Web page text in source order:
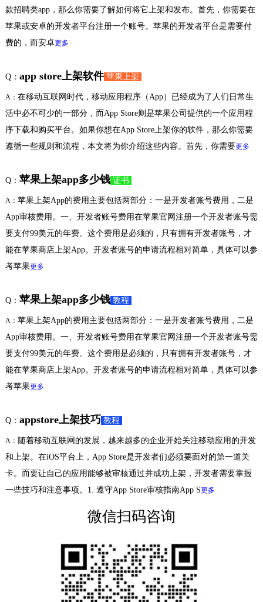
款招聘类app，那么你需要了解如何将它上架和发布。首先，你需要在
苹果或安卓的开发者平台注册一个账号。苹果的开发者平台是需要付
费的，而安卓更多
Q： app store上架软件 苹果上架
A： 在移动互联网时代，移动应用程序（App）已经成为了人们日常生
活中必不可少的一部分，而App Store则是苹果公司提供的一个应用程
序下载和购买平台。如果你想在App Store上架你的软件，那么你需要
遵循一些规则和流程，本文将为你介绍这些内容。首先，你需要更多
Q： 苹果上架app多少钱 证书
A： 苹果上架App的费用主要包括两部分：一是开发者账号费用，二是
App审核费用。一、开发者账号费用在苹果官网注册一个开发者账号需
要支付99美元的年费。这个费用是必须的，只有拥有开发者账号，才
能在苹果商店上架App。开发者账号的申请流程相对简单，具体可以参
考苹果更多
Q： 苹果上架app多少钱 教程
A： 苹果上架App的费用主要包括两部分：一是开发者账号费用，二是
App审核费用。一、开发者账号费用在苹果官网注册一个开发者账号需
要支付99美元的年费。这个费用是必须的，只有拥有开发者账号，才
能在苹果商店上架App。开发者账号的申请流程相对简单，具体可以参
考苹果更多
Q： appstore上架技巧 教程
A： 随着移动互联网的发展，越来越多的企业开始关注移动应用的开发
和上架。在iOS平台上，App Store是开发者们必须要面对的第一道关
卡。而要让自己的应用能够被审核通过并成功上架，开发者需要掌握
一些技巧和注意事项。1. 遵守App Store审核指南App S更多
微信扫码咨询